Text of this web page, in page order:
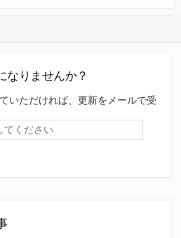
なりませんか？
いただければ、更新をメールで受